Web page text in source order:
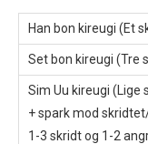
Han bon kireugi (Et
Set bon kireugi (Tre
Sim Uu kireugi
+ spark mod
1-3 skridt og 1-2